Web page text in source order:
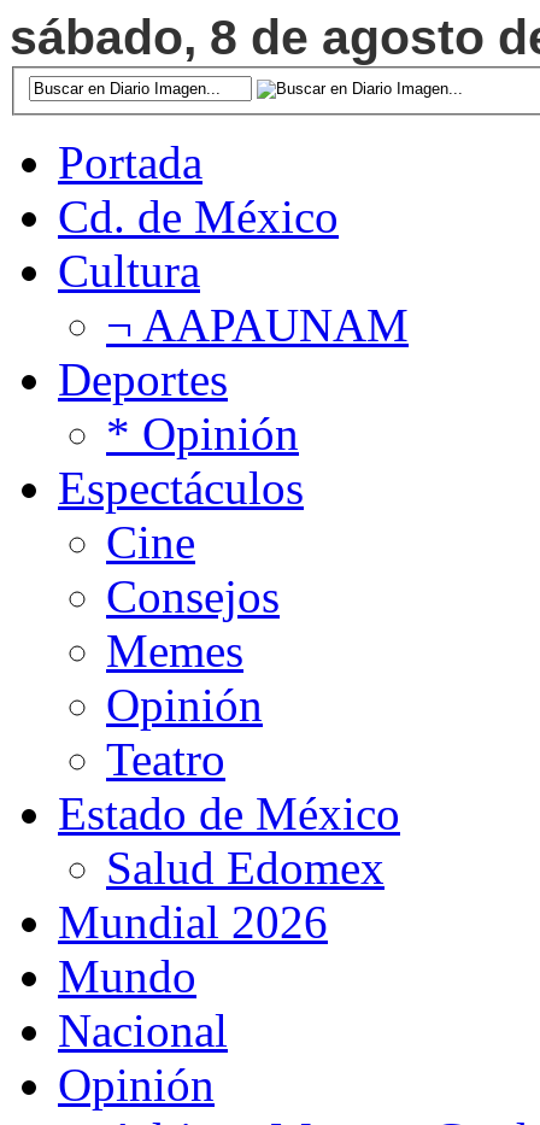
sábado, 8 de agosto
Portada
Cd. de México
Cultura
¬ AAPAUNAM
Deportes
* Opinión
Espectáculos
Cine
Consejos
Memes
Opinión
Teatro
Estado de México
Salud Edomex
Mundial 2026
Mundo
Nacional
Opinión